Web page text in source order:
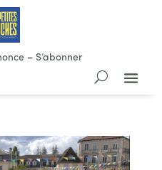
– S’abonner